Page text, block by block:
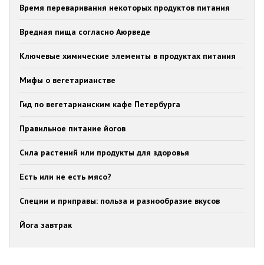
Время переваривания некоторых продуктов питания
Вредная пища согласно Аюрведе
Ключевые химические элементы в продуктах питания
Мифы о вегетарианстве
Гид по вегетарианским кафе Петербурга
Правильное питание йогов
Сила растений или продукты для здоровья
Есть или не есть мясо?
Специи и приправы: польза и разнообразие вкусов
Йога завтрак